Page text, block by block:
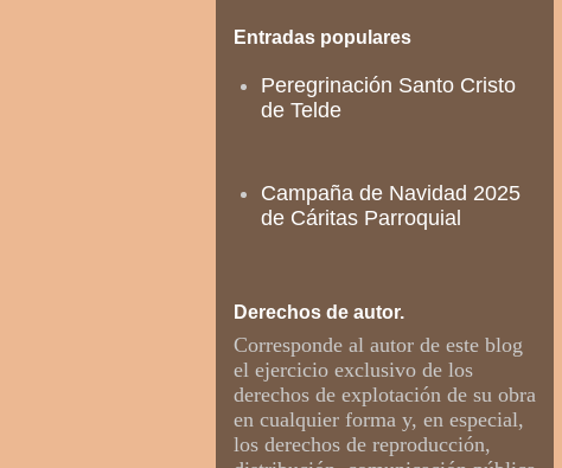
Entradas populares
Peregrinación Santo Cristo
de Telde
Campaña de Navidad 2025
de Cáritas Parroquial
Derechos de autor.
Corresponde al autor de este blog
el ejercicio exclusivo de los
derechos de explotación de su obra
en cualquier forma y, en especial,
los derechos de reproducción,